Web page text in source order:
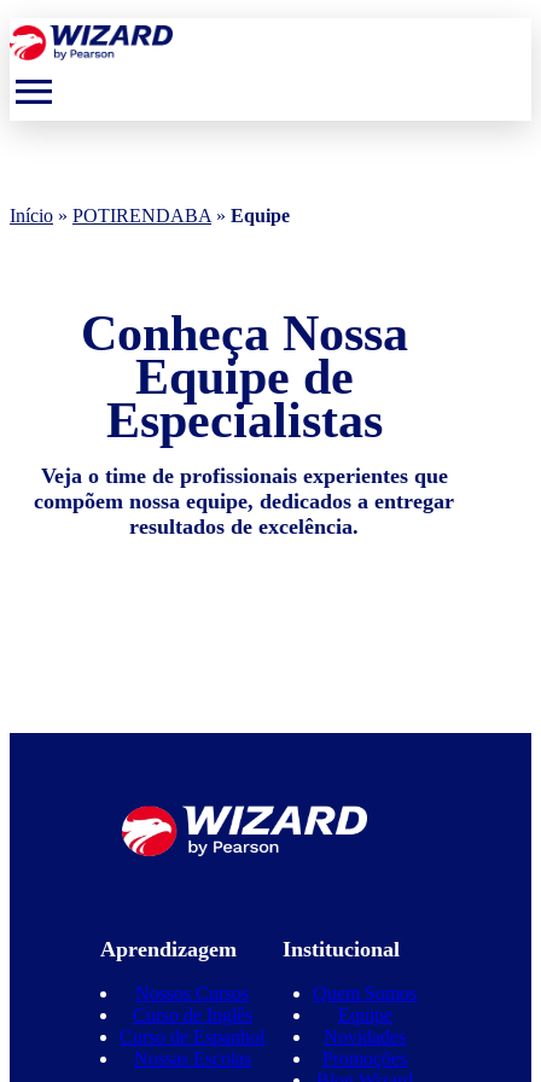
menu
Início » POTIRENDABA » Equipe
Conheça Nossa
Equipe de
Especialistas
Veja o time de profissionais experientes que
compõem nossa equipe, dedicados a entregar
resultados de excelência.
Aprendizagem
Nossos Cursos
Curso de Inglês
Curso de Espanhol
Nossas Escolas
Institucional
Quem Somos
Equipe
Novidades
Promoções